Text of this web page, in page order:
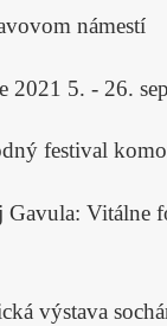
námestí
2021 5. - 26.
festival
Gavula: Vitálne
výstava